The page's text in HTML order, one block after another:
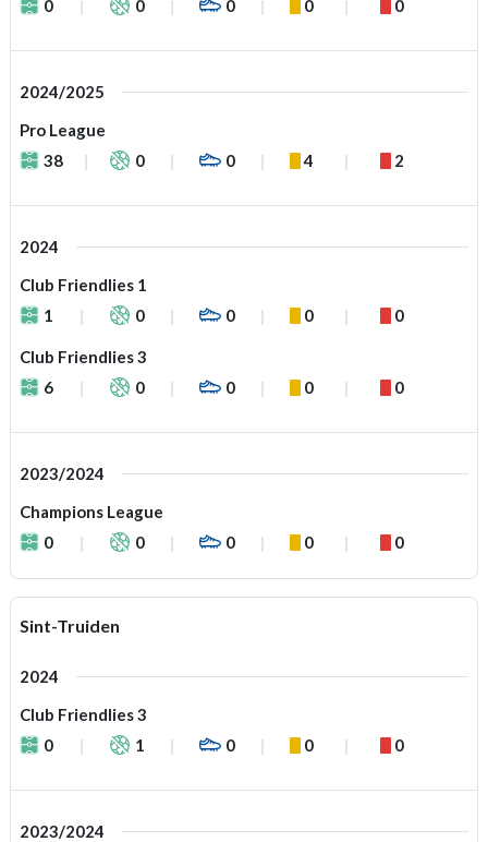
0
0 0 0 0
2024/2025
Pro League
38
0 0 4 2
2024
Club Friendlies 1
1
0 0 0 0
Club Friendlies 3
6
0 0 0 0
2023/2024
Champions League
0
0 0 0 0
Sint-Truiden
2024
Club Friendlies 3
0
1 0 0 0
2023/2024